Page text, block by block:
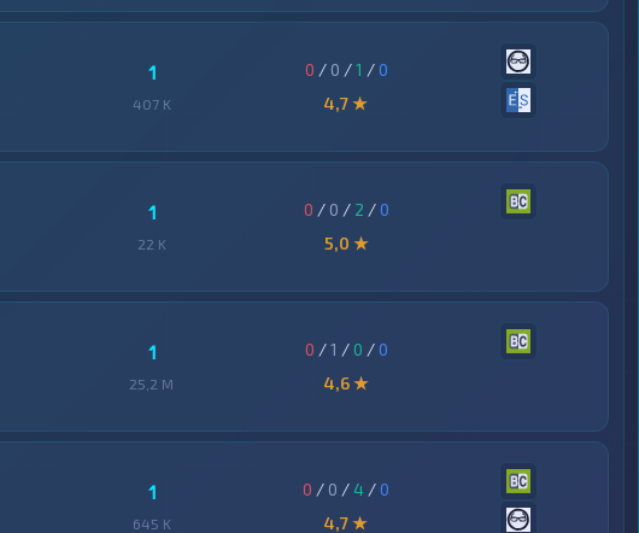
1
407 K
0 / 0 /1 /0
4,7 ★
1
22 K
0 / 0 / 2 /0
5,0 ★
1
25,2 M
0 /1 / 0 /0
4,6 ★
1
645 K
0 / 0 / 4 /0
4,7 ★